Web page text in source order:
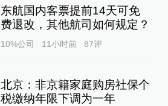
东航国内客票提前14天可免
费退改，其他航司如何规定？
10%公司 11小时前 87评
北京：非京籍家庭购房社保个
税缴纳年限下调为一年